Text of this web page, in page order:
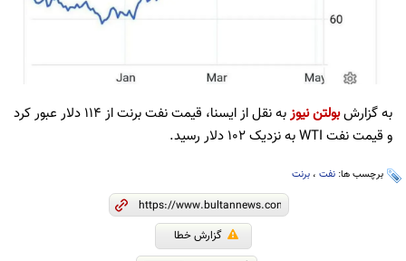
به گزارشبولتن نیوز
به نقل از ایسنا، قیمت نفت برنت از ۱۱۴ دلار عبور کرد
و قیمت نفت WTI به نزدیک ۱۰۲ دلار رسید.
برچسب ها: نفت ، برنت
گزارش خطا